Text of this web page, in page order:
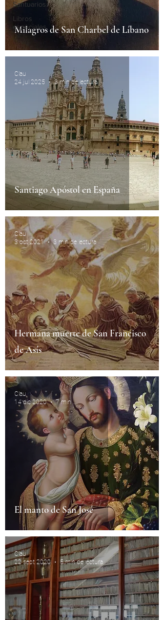
Santuarios
Libros
especiales
Milagros de San Charbel de Líbano
Santiago Apóstol en España
Clau
24 jul 2025
3 min de lectura
Hermana muerte de San Francisco
de Asís
Clau
3 oct 2021
3 min de lectura
El manto de San José
Clau
14 dic 2020
7 min de lectura
Clau
22 sept 2020
5 min de lectura